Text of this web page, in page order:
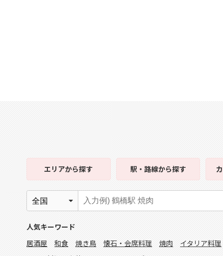
エリアから探す 駅・路線から探す
人気キーワード
居酒屋
和食 焼き鳥 懐石・会席料理 焼肉 イタリア料理